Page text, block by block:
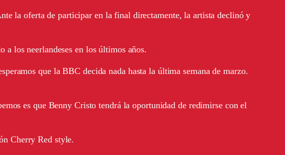
la oferta de participar en la final directamente, la artista declinó y
los neerlandeses en los últimos años.
que la BBC decida nada hasta la última semana de marzo.
es que Benny Cristo tendrá la oportunidad de redimirse con el
Cherry Red style.